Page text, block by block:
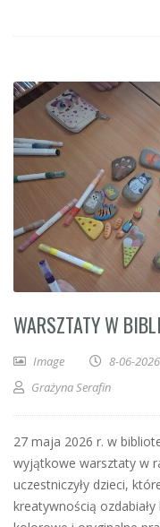
WARSZTATY W
Image 8-06-2026
Grażyna Serafin
27 maja 2026 r. w
wyjątkowe warsztaty w
uczestniczyły dzieci,
kreatywnością